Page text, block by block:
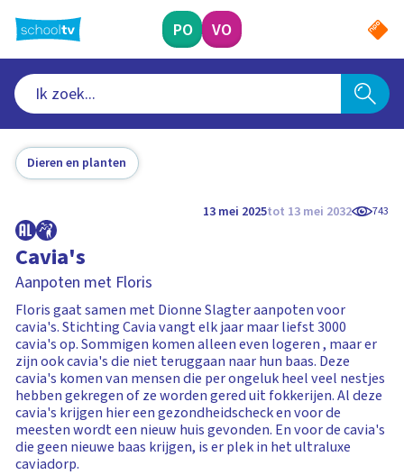
naar
hoofdinhoud
PO VO
Dieren en planten
13 mei 2025tot 13 mei 2032 743
Cavia's
Aanpoten met Floris
Floris gaat samen met Dionne Slagter aanpoten voor
cavia's. Stichting Cavia vangt elk jaar maar liefst 3000
cavia's op. Sommigen komen alleen even logeren , maar er
zijn ook cavia's die niet teruggaan naar hun baas. Deze
cavia's komen van mensen die per ongeluk heel veel nestjes
hebben gekregen of ze worden gered uit fokkerijen. Al deze
cavia's krijgen hier een gezondheidscheck en voor de
meesten wordt een nieuw huis gevonden. En voor de cavia's
die geen nieuwe baas krijgen, is er plek in het ultraluxe
caviadorp.